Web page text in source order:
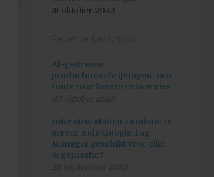
31 oktober 2022
AI-gedreven
productomschrijvingen: een
route naar betere conversies
Interview Matteo Zambon: Is
server-side Google Tag
Manager geschikt voor elke
organisatie?